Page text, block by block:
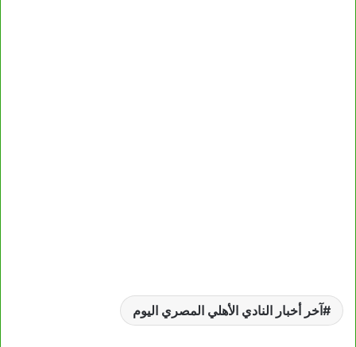
آخر أخبار النادي الأهلي المصري اليوم